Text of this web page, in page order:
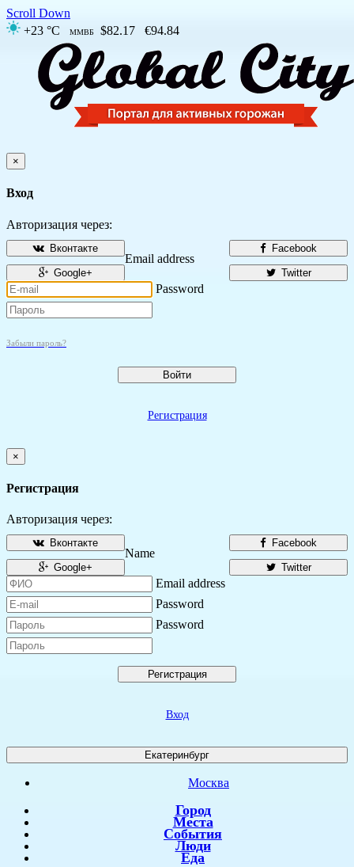
Scroll Down
+23 °C
ММВБ $82.17 €94.84
×
Вход
Авторизация через:
Facebook
Вконтакте
Twitter
Google+
Email address
Password
Забыли пароль?
Войти
Регистрация
×
Регистрация
Авторизация через:
Facebook
Вконтакте
Twitter
Google+
Name
Email address
Password
Password
Регистрация
Вход
Екатеринбург
Москва
Город
Места
События
Люди
Еда